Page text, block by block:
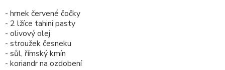
- hrnek červené čočky
- 2 lžíce tahini pasty
- olivový olej
- stroužek česneku
- sůl, římský kmín
- koriandr na ozdobení